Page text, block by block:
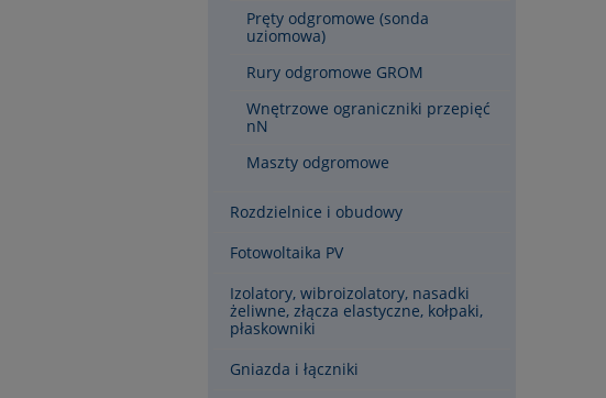
Pręty odgromowe (sonda
uziomowa)
Rury odgromowe GROM
Wnętrzowe ograniczniki przepięć
nN
Maszty odgromowe
Rozdzielnice i obudowy
Fotowoltaika PV
Izolatory, wibroizolatory, nasadki
żeliwne, złącza elastyczne, kołpaki,
płaskowniki
Gniazda i łączniki